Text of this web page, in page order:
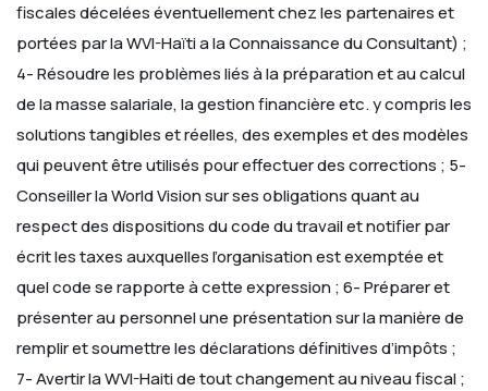
fiscales décelées éventuellement chez les partenaires et
portées par la WVI-Haïti a la Connaissance du Consultant) ;
4- Résoudre les problèmes liés à la préparation et au calcul
de la masse salariale, la gestion financière etc. y compris les
solutions tangibles et réelles, des exemples et des modèles
qui peuvent être utilisés pour effectuer des corrections ; 5-
Conseiller la World Vision sur ses obligations quant au
respect des dispositions du code du travail et notifier par
écrit les taxes auxquelles l’organisation est exemptée et
quel code se rapporte à cette expression ;6- Préparer et
présenter au personnel une présentation sur la manière de
remplir et soumettre les déclarations définitives d’impôts ;
7- Avertir la WVI-Haiti de tout changement au niveau fiscal ;